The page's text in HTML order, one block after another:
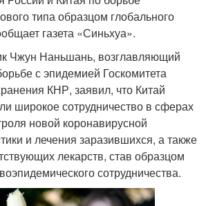
типа образцом глобального
газета «Синьхуа».
Чжун Наньшань, возглавляющий
с эпидемией Госкомитета
КНР, заявил, что Китай
широкое сотрудничество в сферах
новой коронавирусной
и лечения заразившихся, а также
лекарств, став образцом
сотрудничества.